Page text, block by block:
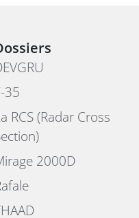
35
RCS (Radar Cross
2000D